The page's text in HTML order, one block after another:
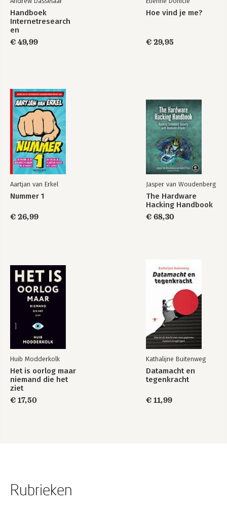
Digitaal
minimalisme
Handboek
Internetresearch
en
datajournalistiek
€ 49,99
Hoe vind je me?
€ 29,95
Aartjan van Erkel
Nummer 1
€ 26,99
Jasper van Woudenberg
The Hardware
Hacking Handbook
€ 68,30
Huib Modderkolk
Het is oorlog maar
niemand die het
ziet
€ 17,50
Kathalijne Buitenweg
Datamacht en
tegenkracht
€ 11,99
Rubrieken